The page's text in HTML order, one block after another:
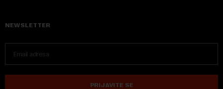
NEWSLETTER
PRIJAVITE SE